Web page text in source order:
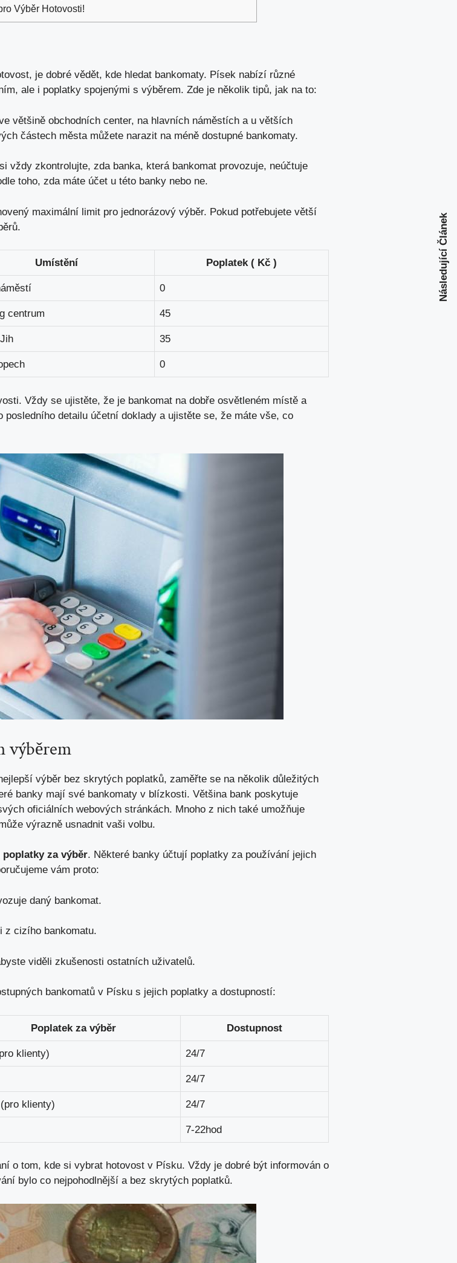
Výběr Hotovosti!
je dobré vědět, kde hledat bankomaty. Písek nabízí různé
ale i poplatky spojenými s výběrem. Zde je několik tipů, jak na to:
většině obchodních center, na hlavních náměstích a u větších
částech města můžete narazit na méně dostupné bankomaty.
vždy zkontrolujte, zda banka, která bankomat provozuje, neúčtuje
toho, zda máte účet u této banky nebo ne.
maximální limit pro jednorázový výběr. Pokud potřebujete větší
Umístění Poplatek ( Kč )
0
centrum 45
35
0
Vždy se ujistěte, že je bankomat na dobře osvětleném místě a
detailu účetní doklady a ujistěte se, že máte vše, co
výběrem
výběr bez skrytých poplatků, zaměřte se na několik důležitých
banky mají své bankomaty v blízkosti. Většina bank poskytuje
oficiálních webových stránkách. Mnoho z nich také umožňuje
výrazně usnadnit vaši volbu.
poplatky za výběr. Některé banky účtují poplatky za používání jejich
vám proto:
daný bankomat.
z cizího bankomatu.
viděli zkušenosti ostatních uživatelů.
bankomatů v Písku s jejich poplatky a dostupností:
Poplatek za výběr Dostupnost
klienty) 24/7
24/7
klienty) 24/7
7-22hod
o tom, kde si vybrat hotovost v Písku. Vždy je dobré být informován o
bylo co nejpohodlnější a bez skrytých poplatků.
Následující Článek